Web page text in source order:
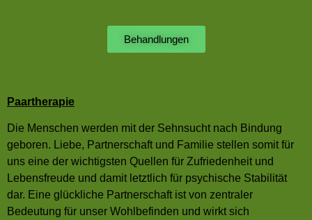
Behandlungen
Paartherapie
Die Menschen werden mit der Sehnsucht nach Bindung
geboren. Liebe, Partnerschaft und Familie stellen somit für
uns eine der wichtigsten Quellen für Zufriedenheit und
Lebensfreude und damit letztlich für psychische Stabilität
dar. Eine glückliche Partnerschaft ist von zentraler
Bedeutung für unser Wohlbefinden und wirkt sich